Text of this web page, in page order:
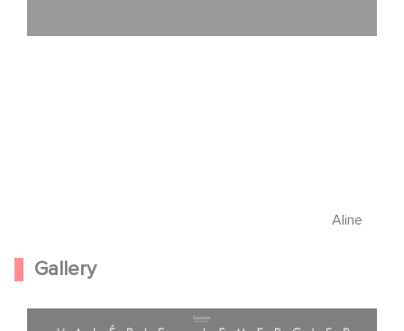
Aline
Gallery